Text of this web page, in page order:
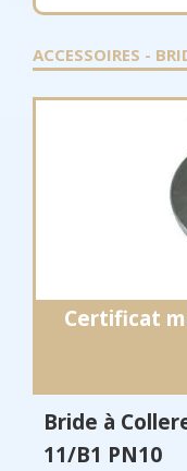
ACCESSOIRES -
Certificat
Bride à
11/B1 PN10